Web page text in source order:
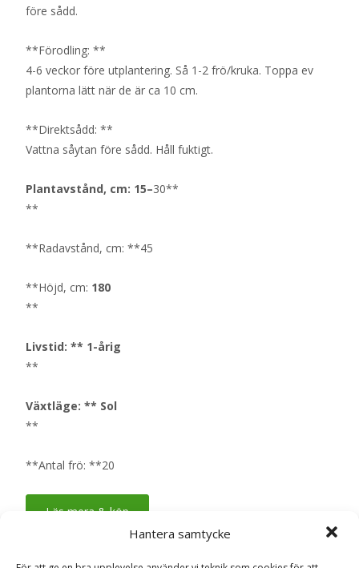
Hantera samtycke
före sådd.
**Förodling: **
4-6 veckor före utplantering. Så 1-2 frö/kruka. Toppa ev
plantorna lätt när de är ca 10 cm.
**Direktsådd: **
Vattna såytan före sådd. Håll fuktigt.
Plantavstånd, cm: 15–30**
**
**Radavstånd, cm: **45
**Höjd, cm: 180
**
Livstid: ** 1-årig
**
Växtläge: ** Sol
**
**Antal frö: **20
Läs mera & köp